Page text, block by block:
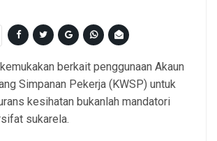
berkait penggunaan Akaun
Simpanan Pekerja (KWSP) untuk
kesihatan bukanlah mandatori
sukarela.